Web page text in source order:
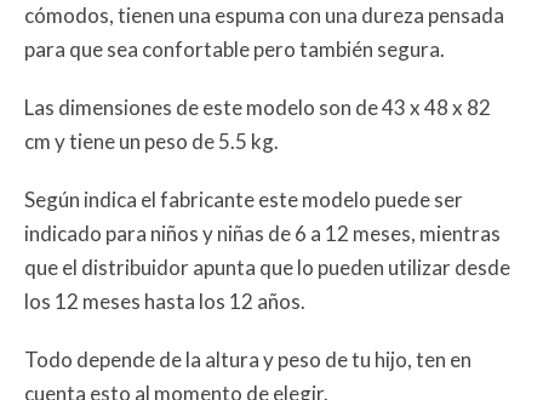
cómodos, tienen una espuma con una dureza pensada
para que sea confortable pero también segura.
Las dimensiones de este modelo son de 43 x 48 x 82
cm y tiene un peso de 5.5 kg.
Según indica el fabricante este modelo puede ser
indicado para niños y niñas de 6 a 12 meses, mientras
que el distribuidor apunta que lo pueden utilizar desde
los 12 meses hasta los 12 años.
Todo depende de la altura y peso de tu hijo, ten en
cuenta esto al momento de elegir.